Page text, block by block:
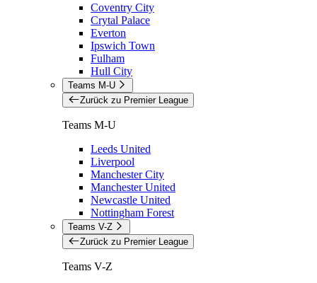
Coventry City
Crytal Palace
Everton
Ipswich Town
Fulham
Hull City
Teams M-U
Zurück zu Premier League
Teams M-U
Leeds United
Liverpool
Manchester City
Manchester United
Newcastle United
Nottingham Forest
Teams V-Z
Zurück zu Premier League
Teams V-Z